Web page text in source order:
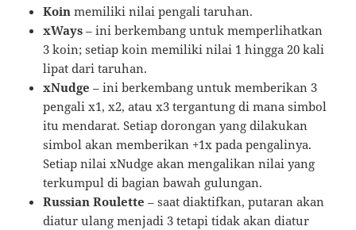
Koin memiliki nilai pengali taruhan.
xWays – ini berkembang untuk memperlihatkan
3 koin; setiap koin memiliki nilai 1 hingga 20 kali
lipat dari taruhan.
xNudge – ini berkembang untuk memberikan 3
pengali x1, x2, atau x3 tergantung di mana simbol
itu mendarat. Setiap dorongan yang dilakukan
simbol akan memberikan +1x pada pengalinya.
Setiap nilai xNudge akan mengalikan nilai yang
terkumpul di bagian bawah gulungan.
Russian Roulette – saat diaktifkan, putaran akan
diatur ulang menjadi 3 tetapi tidak akan diatur